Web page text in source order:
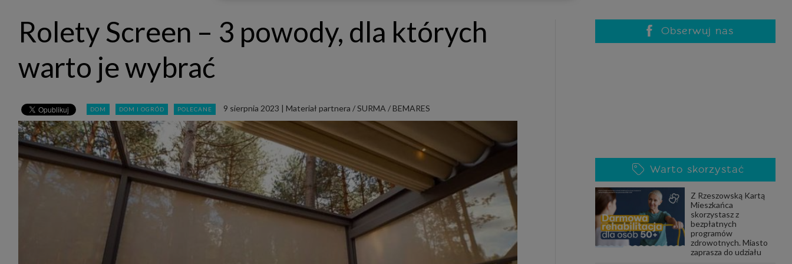
takie nie wymaga dodatkowej zgody z Twojej strony, ale możesz mu się w każdej chwili sprzeciwić. O ile nie
zdecydujesz inaczej, dokonując stosownych zmian ustawień w Twojej przeglądarce, podmioty z Grupy SAGIER
będą również instalować na Twoich urządzeniach pliki cookies i podobne oraz odczytywać informacje z takich
plików. Bliższe informacje o cookies znajdziesz w akapicie „Cookies” pod koniec tej informacji.
PODMIIOTY ZALEŻNE:
http://www.biznesistyl.pl/
http://poradnikbudowlany.eu/
https://modnieizdrowo.pl/
http://www.sagier.pl/
Jeżeli wyrazisz zgodę, o którą wyżej prosimy, administratorami Twoich danych osobowych będą także nasi
Zaufani Partnerzy. Listę Zaufanych Partnerów możesz sprawdzić w każdym momencie na stronie naszej
prywatnościi tam też zmodyfikować lub cofnąć swoje zgody.
Podstawa i cel przetwarzania
Twoje dane przetwarzamy w następujących celach:
1. Jeśli zawieramy z Tobą umowę o realizację danej usługi (np. usługi zapewniającej Ci możliwość zapoznania się
z jednym z naszych serwisów w oparciu o treść regulaminu tego serwisu), to możemy przetwarzać Twoje dane w
Rolety Screen – 3 powody, dla których
warto je wybrać
DOM DOM I OGRÓD POLECANE 9 sierpnia 2023 | Materiał partnera / SURMA / BEMARES
Obserwuj nas
Warto skorzystać
Z Rzeszowską Kartą
Mieszkańca
skorzystasz z
bezpłatnych
programów
zdrowotnych. Miasto
zaprasza do udziału